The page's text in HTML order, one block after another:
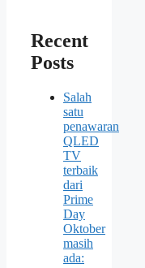
Recent
Posts
Salah
satu
penawaran
QLED
TV
terbaik
dari
Prime
Day
Oktober
masih
ada: